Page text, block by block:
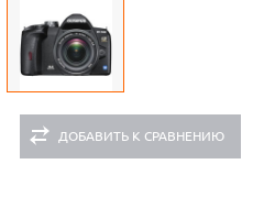
ДОБАВИТЬ К СРАВНЕНИЮ